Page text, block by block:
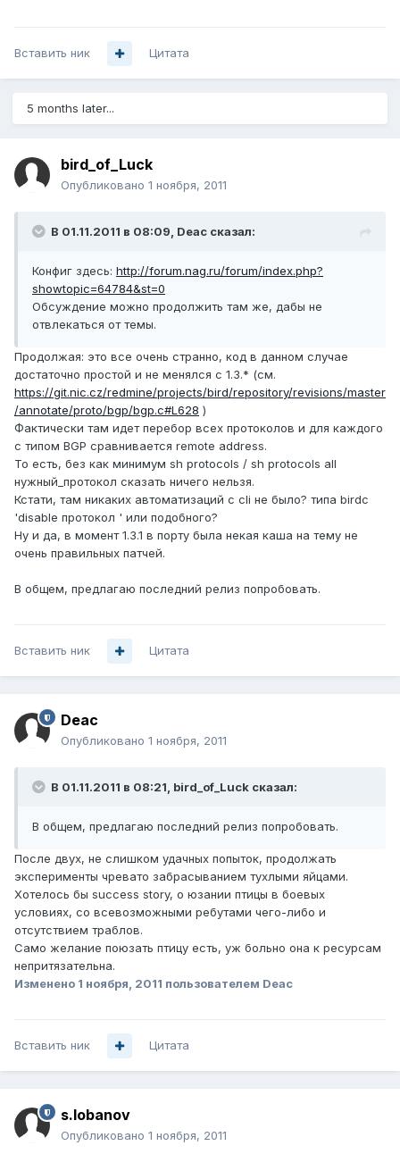
Вставить ник Цитата
5 months later...
bird_of_Luck
Опубликовано 1 ноября, 2011
В 01.11.2011 в 08:09, Deac сказал:
Конфиг здесь: http://forum.nag.ru/forum/index.php?
showtopic=64784&st=0
Обсуждение можно продолжить там же, дабы не
отвлекаться от темы.
Продолжая: это все очень странно, код в данном случае
достаточно простой и не менялся с 1.3.* (см.
https://git.nic.cz/redmine/projects/bird/repository/revisions/master
/annotate/proto/bgp/bgp.c#L628 )
Фактически там идет перебор всех протоколов и для каждого
с типом BGP сравнивается remote address.
То есть, без как минимум sh protocols / sh protocols all
нужный_протокол сказать ничего нельзя.
Кстати, там никаких автоматизаций с cli не было? типа birdc
'disable протокол ' или подобного?
Ну и да, в момент 1.3.1 в порту была некая каша на тему не
очень правильных патчей.
В общем, предлагаю последний релиз попробовать.
Вставить ник Цитата
Deac
Опубликовано 1 ноября, 2011
В 01.11.2011 в 08:21, bird_of_Luck сказал:
В общем, предлагаю последний релиз попробовать.
После двух, не слишком удачных попыток, продолжать
эксперименты чревато забрасыванием тухлыми яйцами.
Хотелось бы success story, о юзании птицы в боевых
условиях, со всевозможными ребутами чего-либо и
отсутствием траблов.
Само желание поюзать птицу есть, уж больно она к ресурсам
непритязательна.
Изменено 1 ноября, 2011 пользователем Deac
Вставить ник Цитата
s.lobanov
Опубликовано 1 ноября, 2011